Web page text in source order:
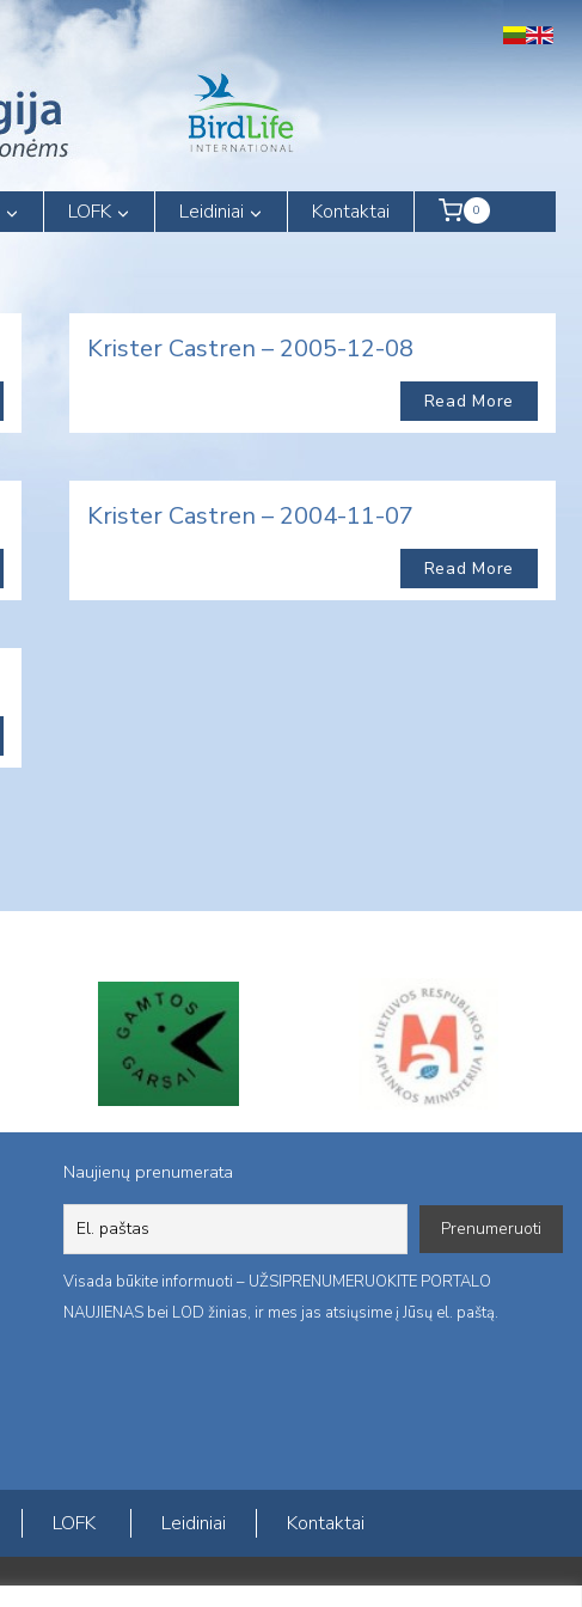
LOFK Leidiniai Kontaktai 0
Krister Castren – 2005-12-08
Read More
Krister Castren – 2004-11-07
Read More
Naujienų prenumerata
Visada būkite informuoti – UŽSIPRENUMERUOKITE PORTALO
NAUJIENAS bei LOD žinias, ir mes jas atsiųsime į Jūsų el. paštą.
LOFK Leidiniai Kontaktai